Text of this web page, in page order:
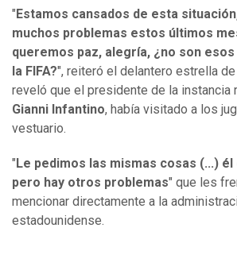
"Estamos cansados de esta
muchos problemas estos últimos
queremos paz, alegría, ¿no son
la FIFA?", reiteró el delantero estrella
reveló que el presidente de la instancia
Gianni Infantino, había visitado a los
vestuario.
"Le pedimos las mismas cosas (...) él
pero hay otros problemas" que les
mencionar directamente a la
estadounidense.